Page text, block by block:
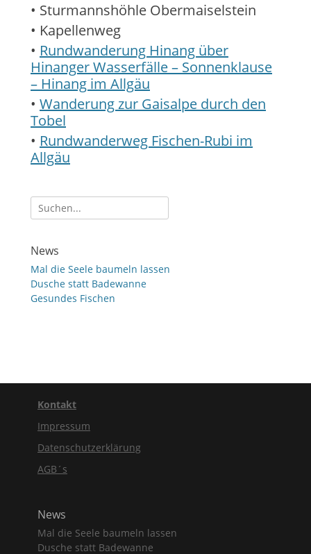
• Sturmannshöhle Obermaiselstein
• Kapellenweg
• Rundwanderung Hinang über
Hinanger Wasserfälle – Sonnenklause
– Hinang im Allgäu
• Wanderung zur Gaisalpe durch den
Tobel
• Rundwanderweg Fischen-Rubi im
Allgäu
Suche
nach:
News
Mal die Seele baumeln lassen
Dusche statt Badewanne
Gesundes Fischen
Kontakt
Impressum
Datenschutzerklärung
AGB´s
News
Mal die Seele baumeln lassen
Dusche statt Badewanne